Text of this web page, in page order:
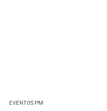
EVENTOS PM